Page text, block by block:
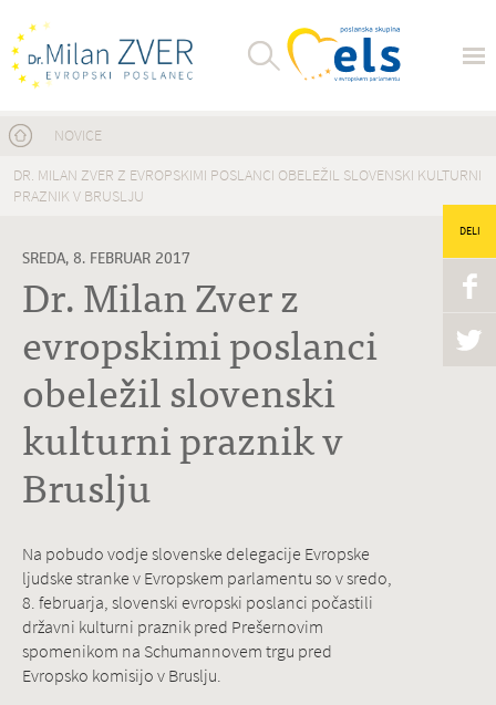
Nahajate se tukaj
NOVICE
DR. MILAN ZVER Z EVROPSKIMI POSLANCI OBELEŽIL SLOVENSKI KULTURNI
PRAZNIK V BRUSLJU
SREDA, 8. FEBRUAR 2017
Dr. Milan Zver z
evropskimi poslanci
obeležil slovenski
kulturni praznik v
Bruslju
DELI
Na pobudo vodje slovenske delegacije Evropske
ljudske stranke v Evropskem parlamentu so v sredo,
8. februarja, slovenski evropski poslanci počastili
državni kulturni praznik pred Prešernovim
spomenikom na Schumannovem trgu pred
Evropsko komisijo v Bruslju.